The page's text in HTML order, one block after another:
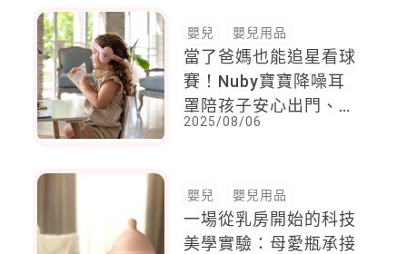
嬰兒 嬰兒用品
當了爸媽也能追星看球
賽！Nuby寶寶降噪耳
罩陪孩子安心出門、放
鬆不怕吵
2025/08/06
嬰兒 嬰兒用品
一場從乳房開始的科技
美學實驗：母愛瓶承接